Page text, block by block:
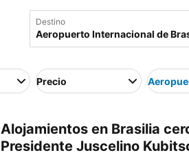
Destino
Precio
Alojamientos en Brasilia
Presidente Juscelino